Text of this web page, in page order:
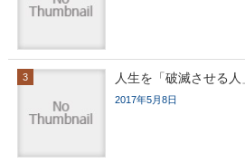
人生を「破滅させる
2017年5月8日